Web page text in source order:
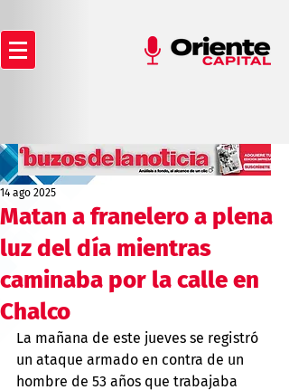
Matan a franelero a plena
luz del día mientras
caminaba por la calle en
Chalco
14 ago 2025
La mañana de este jueves se registró
un ataque armado en contra de un
hombre de 53 años que trabajaba